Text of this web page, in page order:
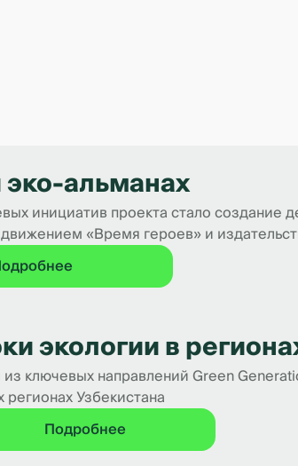
альманах
инициатив проекта стало создание
«Время героев» и
экологии в
ключевых направлений Green
регионах Узбекистана
Подробнее